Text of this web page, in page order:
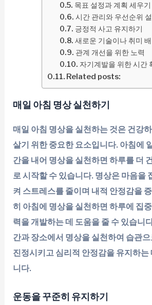
목표 설정과 계획 세우기
시간 관리와 우선순위
긍정적 사고 유지하기
새로운 기술이나 취미
관계 개선을 위한 노력
자기계발을 위한 시간
Related posts:
매일 아침 명상 실천하기
매일 아침 명상을 실천하는 것은 건강
살기 위한 중요한 요소입니다. 아침에
간을 내어 명상을 실천하면 하루를 더
로 시작할 수 있습니다. 명상은 마음을
켜 스트레스를 줄이며 내적 안정감을
히 아침에 명상을 실천하면 하루에 집
력을 개발하는 데 도움을 줄 수 있습니
간과 장소에서 명상을 실천하여 습관
진정시키고 심리적 안정감을 유지하는
니다.
운동을 꾸준히 유지하기